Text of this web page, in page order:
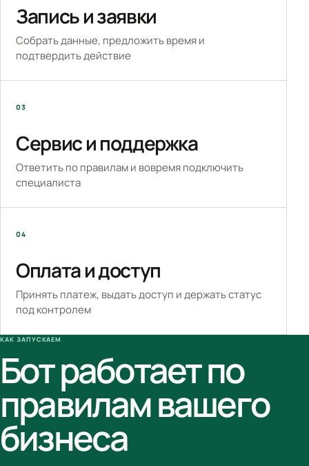
Запись и заявки
Собрать данные, предложить время и
подтвердить действие
03
Сервис и поддержка
Ответить по правилам и вовремя подключить
специалиста
04
Оплата и доступ
Принять платеж, выдать доступ и держать статус
под контролем
КАК ЗАПУСКАЕМ
Бот работает по
правилам вашего
бизнеса